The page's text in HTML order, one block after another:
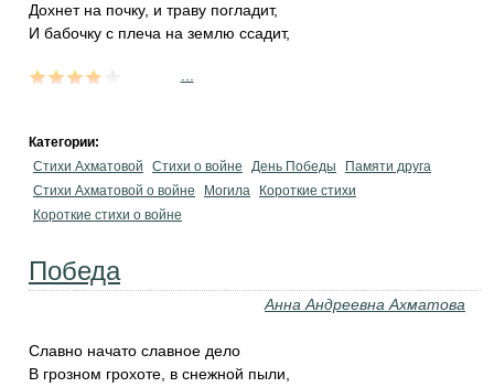
Дохнет на почку, и траву погладит,
И бабочку с плеча на землю ссадит,
Категории:
Стихи Ахматовой
Стихи о войне День Победы
Памяти друга
Стихи Ахматовой о войне
Могила
Короткие стихи
Короткие стихи о войне
Победа
Анна Андреевна Ахматова
Славно начато славное дело
В грозном грохоте, в снежной пыли,